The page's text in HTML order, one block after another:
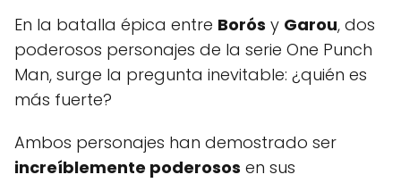
En la batalla épica entre Borós y Garou, dos
poderosos personajes de la serie One Punch
Man, surge la pregunta inevitable: ¿quién es
más fuerte?
Ambos personajes han demostrado ser
increíblemente poderosos en sus